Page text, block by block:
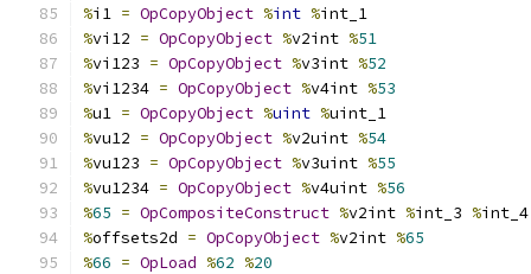
%i1 = OpCopyObject %int %int_1
%vi12 = OpCopyObject %v2int %51
%vi123 = OpCopyObject %v3int %52
%vi1234 = OpCopyObject %v4int %53
%u1 = OpCopyObject %uint %uint_1
%vu12 = OpCopyObject %v2uint %54
%vu123 = OpCopyObject %v3uint %55
%vu1234 = OpCopyObject %v4uint %56
%65 = OpCompositeConstruct %v2int %int_3 %int_4
%offsets2d = OpCopyObject %v2int %65
%66 = OpLoad %62 %20